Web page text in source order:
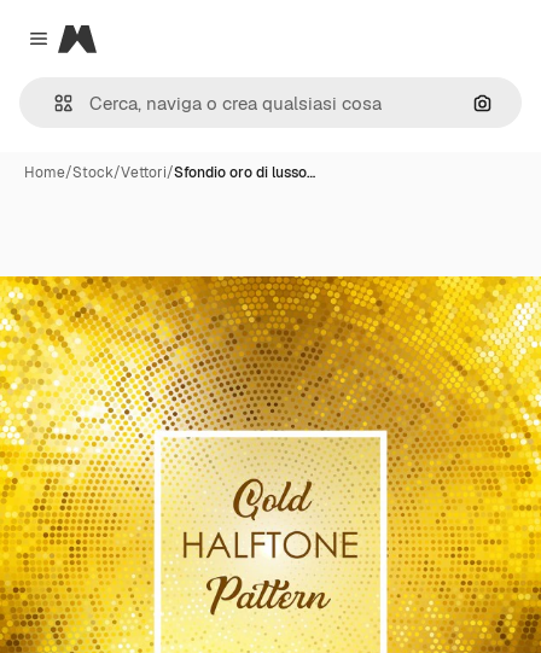
Close menu
Magnific
Cerca
Home/Stock/Vettori/Sfondio oro di lusso…